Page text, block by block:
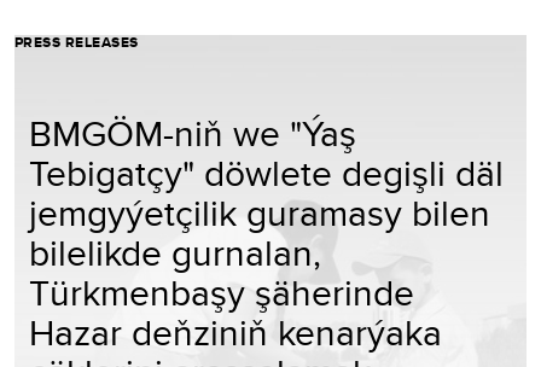
PRESS RELEASES
BMGÖM-niň we "Ýaş
Tebigatçy" döwlete degişli däl
jemgyýetçilik guramasy bilen
bilelikde gurnalan,
Türkmenbaşy şäherinde
Hazar deňziniň kenarýaka